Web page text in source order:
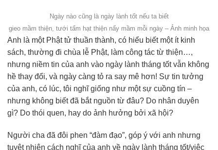
Ngày nào cũng là ngày lành tốt nếu ta biết
gieo mầm thiện, tưới tẩm hạt thiện nẩy mầm mỗi ngày – Ảnh minh họa
Anh là một Phật tử thuần thành, có hiểu biết một ít kinh
sách, thường đi chùa lễ Phật, làm công tác từ thiện…,
nhưng niềm tin của anh vào ngày lành tháng tốt vẫn không
hề thay đổi, và ngày càng tỏ ra say mê hơn! Sự tin tưởng
của anh, có lúc, tôi nghĩ giống như một sự cuồng tín –
nhưng không biết đã bắt nguồn từ đâu? Do nhân duyên
gì? Do thói quen, hay do ảnh hưởng bởi xã hội?
Người cha đã đôi phen “đàm đạo”, góp ý với anh nhưng
tuyệt nhiên cách nghĩ của anh về ngày lành tháng tốt/việc